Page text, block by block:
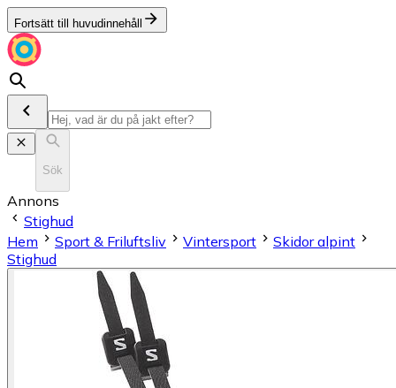
Fortsätt till huvudinnehåll
Sök
Annons
Stighud
Hem
Sport & Friluftsliv Vintersport
Skidor alpint
Stighud